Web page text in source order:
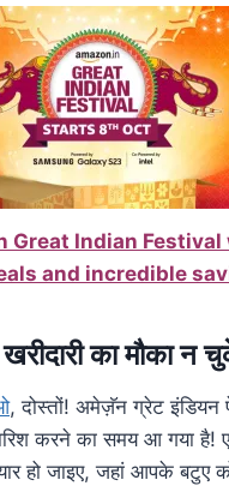
Great Indian Festival
and incredible
का मौका न
, दोस्तों! अमेज़ॅन ग्रेट इंडियन
करने का समय आ गया है!
हो जाइए, जहां आपके बटुए